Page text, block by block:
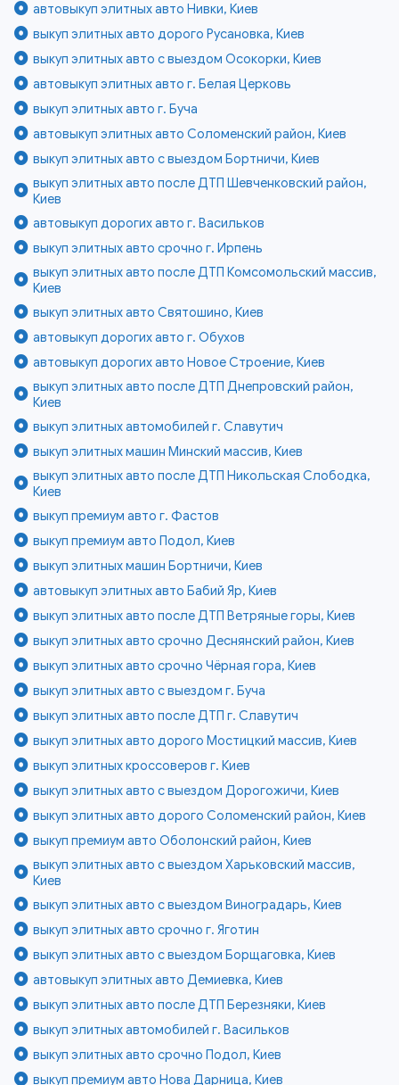
автовыкуп элитных авто Нивки, Киев
выкуп элитных авто дорого Русановка, Киев
выкуп элитных авто с выездом Осокорки, Киев
автовыкуп элитных авто г. Белая Церковь
выкуп элитных авто г. Буча
автовыкуп элитных авто Соломенский район, Киев
выкуп элитных авто с выездом Бортничи, Киев
выкуп элитных авто после ДТП Шевченковский район,
Киев
автовыкуп дорогих авто г. Васильков
выкуп элитных авто срочно г. Ирпень
выкуп элитных авто после ДТП Комсомольский массив,
Киев
выкуп элитных авто Святошино, Киев
автовыкуп дорогих авто г. Обухов
автовыкуп дорогих авто Новое Строение, Киев
выкуп элитных авто после ДТП Днепровский район,
Киев
выкуп элитных автомобилей г. Славутич
выкуп элитных машин Минский массив, Киев
выкуп элитных авто после ДТП Никольская Слободка,
Киев
выкуп премиум авто г. Фастов
выкуп премиум авто Подол, Киев
выкуп элитных машин Бортничи, Киев
автовыкуп элитных авто Бабий Яр, Киев
выкуп элитных авто после ДТП Ветряные горы, Киев
выкуп элитных авто срочно Деснянский район, Киев
выкуп элитных авто срочно Чёрная гора, Киев
выкуп элитных авто с выездом г. Буча
выкуп элитных авто после ДТП г. Славутич
выкуп элитных авто дорого Мостицкий массив, Киев
выкуп элитных кроссоверов г. Киев
выкуп элитных авто с выездом Дорогожичи, Киев
выкуп элитных авто дорого Соломенский район, Киев
выкуп премиум авто Оболонский район, Киев
выкуп элитных авто с выездом Харьковский массив,
Киев
выкуп элитных авто с выездом Виноградарь, Киев
выкуп элитных авто срочно г. Яготин
выкуп элитных авто с выездом Борщаговка, Киев
автовыкуп элитных авто Демиевка, Киев
выкуп элитных авто после ДТП Березняки, Киев
выкуп элитных автомобилей г. Васильков
выкуп элитных авто срочно Подол, Киев
выкуп премиум авто Нова Дарница, Киев